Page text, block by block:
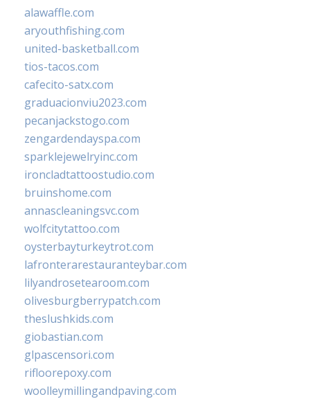
alawaffle.com
aryouthfishing.com
united-basketball.com
tios-tacos.com
cafecito-satx.com
graduacionviu2023.com
pecanjackstogo.com
zengardendayspa.com
sparklejewelryinc.com
ironcladtattoostudio.com
bruinshome.com
annascleaningsvc.com
wolfcitytattoo.com
oysterbayturkeytrot.com
lafronterarestauranteybar.com
lilyandrosetearoom.com
olivesburgberrypatch.com
theslushkids.com
giobastian.com
glpascensori.com
rifloorepoxy.com
woolleymillingandpaving.com